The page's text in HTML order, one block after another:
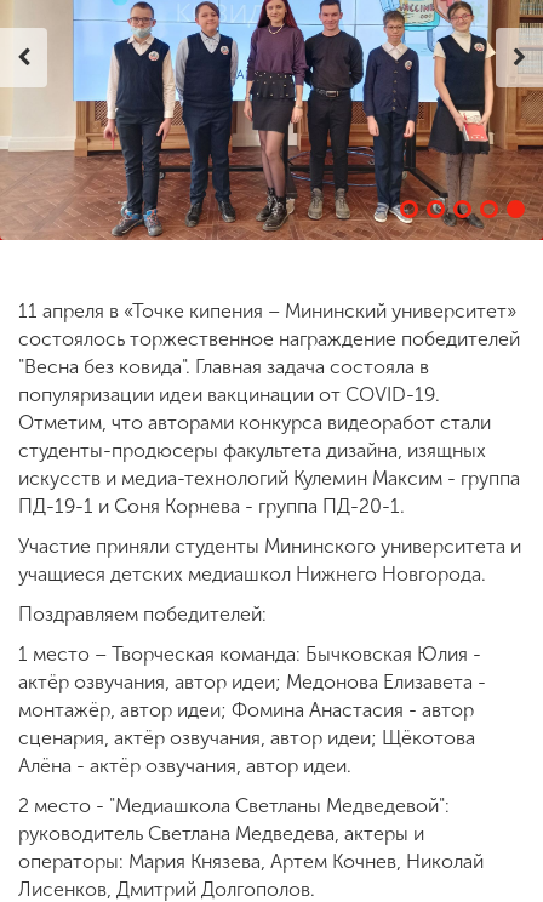
Сведения об
образовательной
организации
ENG SPN CHI
Приемная
комиссия
+7 (831) 262-26-20
11 апреля в «Точке кипения – Мининский университет»
состоялось торжественное награждение победителей
"Весна без ковида". Главная задача состояла в
популяризации идеи вакцинации от COVID-19.
Отметим, что авторами конкурса видеоработ стали
студенты-продюсеры факультета дизайна, изящных
искусств и медиа-технологий Кулемин Максим - группа
ПД-19-1 и Соня Корнева - группа ПД-20-1.
Участие приняли студенты Мининского университета и
учащиеся детских медиашкол Нижнего Новгорода.
Поздравляем победителей:
1 место – Творческая команда: Бычковская Юлия -
актёр озвучания, автор идеи; Медонова Елизавета -
монтажёр, автор идеи; Фомина Анастасия - автор
сценария, актёр озвучания, автор идеи; Щёкотова
Алёна - актёр озвучания, автор идеи.
2 место - "Медиашкола Светланы Медведевой":
руководитель Светлана Медведева, актеры и
операторы: Мария Князева, Артем Кочнев, Николай
Лисенков, Дмитрий Долгополов.